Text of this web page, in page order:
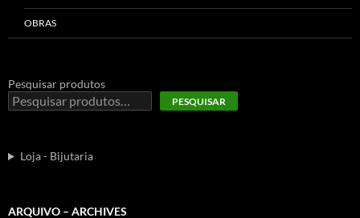
OBRAS
Pesquisar produtos
PESQUISAR
Loja - Bijutaria
ARQUIVO – ARCHIVES